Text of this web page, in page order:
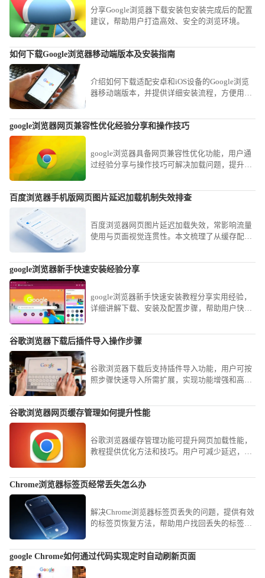
分享Google浏览器下载安装包安装完成后的配置
建议，帮助用户打造高效、安全的浏览环境。
如何下载Google浏览器移动端版本及安装指南
介绍如何下载适配安卓和iOS设备的Google浏览
器移动端版本，并提供详细安装流程，方便用户
google浏览器网页兼容性优化经验分享和操作技巧
google浏览器具备网页兼容性优化功能，用户通
过经验分享与操作技巧可解决加载问题，提升稳
百度浏览器手机版网页图片延迟加载机制失效排查
百度浏览器网页图片延迟加载失效，常影响流量
使用与页面视觉连贯性。本文梳理了从缓存配置
畅。
google浏览器新手快速安装经验分享
google浏览器新手快速安装教程分享实用经验，
详细讲解下载、安装及配置步骤，帮助用户快速
谷歌浏览器下载后插件导入操作步骤
谷歌浏览器下载后支持插件导入功能，用户可按
照步骤快速导入所需扩展，实现功能增强和高效
谷歌浏览器网页缓存管理如何提升性能
谷歌浏览器缓存管理功能可提升网页加载性能，
教程提供优化方法和技巧。用户可减少延迟，实
Chrome浏览器标签页经常丢失怎么办
解决Chrome浏览器标签页丢失的问题，提供有效
的标签页恢复方法，帮助用户找回丢失的标签
google Chrome如何通过代码实现定时自动刷新页面